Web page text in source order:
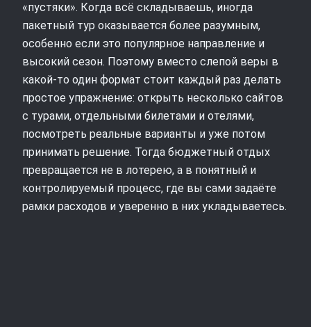
«пустяки». Когда всё складываешь, иногда
пакетный тур оказывается более разумным,
особенно если это популярное направление и
высокий сезон. Поэтому вместо слепой веры в
какой‑то один формат стоит каждый раз делать
простое упражнение: открыть несколько сайтов
с турами, отдельными билетами и отелями,
посмотреть реальные варианты и уже потом
принимать решение. Тогда бюджетный отдых
превращается не в лотерею, а в понятный и
контролируемый процесс, где вы сами задаёте
рамки расходов и уверенно в них укладываетесь.